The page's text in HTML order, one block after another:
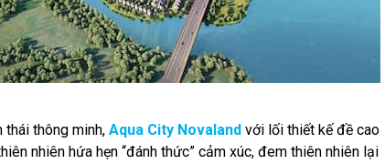
thông minh, Aqua City Novaland với lối thiết kế đề cao
nhiên hứa hẹn “đánh thức” cảm xúc, đem thiên nhiên lại